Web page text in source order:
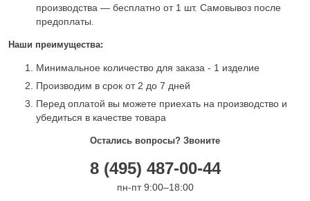
производства — бесплатно от 1 шт. Самовывоз после
предоплаты.
Наши преимущества:
Минимальное количество для заказа - 1 изделие
Производим в срок от 2 до 7 дней
Перед оплатой вы можете приехать на производство и
убедиться в качестве товара
Остались вопросы? Звоните
8 (495) 487-00-44
пн-пт 9:00–18:00